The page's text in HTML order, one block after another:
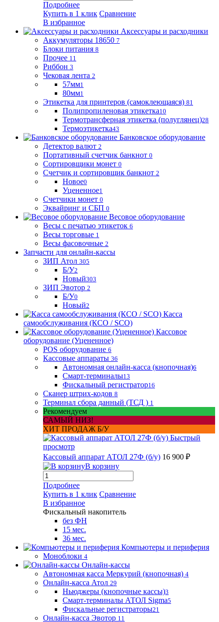
Подробнее
Купить в 1 клик Сравнение
В избранное
Аксессуары и расходники
Аккумуляторы 18650 7
Блоки питания 8
Прочее 11
Риббон 3
Чековая лента 2
57мм1
80мм1
Этикетка для принтеров (самоклеющаяся) 81
Полипропиленовая этикетка10
Термотрансферная этикетка (полуглянец)28
Термоэтикетка43
Банковское оборудование
Детектор валют 2
Портативный счетчик банкнот 0
Сортировщики монет 0
Счетчик и сортировщик банкнот 2
Новое0
Уцененное1
Счетчики монет 0
Эквайринг и СБП 0
Весовое оборудование
Весы с печатью этикеток 6
Весы торговые 1
Весы фасовочные 2
Запчасти для онлайн-кассы
ЗИП Атол 305
Б/У2
Новый303
ЗИП Эвотор 2
Б/У0
Новый2
Касса
самообслуживания (КСО / SCO)
Кассовое
оборудование (Уцененное)
POS оборудование 6
Кассовые аппараты 36
Автономная онлайн-касса (кнопочная)6
Смарт-терминалы13
Фискальный регистратор16
Сканер штрих-кодов 8
Терминал сбора данный (ТСД ) 1
Рекомендуем
САМЫЙ НИЗ!
ХИТ ПРОДАЖ Б/У
Быстрый
просмотр
Кассовый аппарат АТОЛ 27Ф (б/у) 16 900 ₽
В корзину
Подробнее
Купить в 1 клик Сравнение
В избранное
Фискальный накопитель
без ФН
15 мес.
36 мес.
Компьютеры и периферия
Моноблоки 4
Онлайн-кассы
Автономная касса Меркурий (кнопочная) 4
Онлайн-касса Атол 29
Ньюджеры (кнопочные кассы)3
Смарт-терминалы АТОЛ Sigma5
Фискальные регистраторы21
Онлайн-касса Эвотор 11